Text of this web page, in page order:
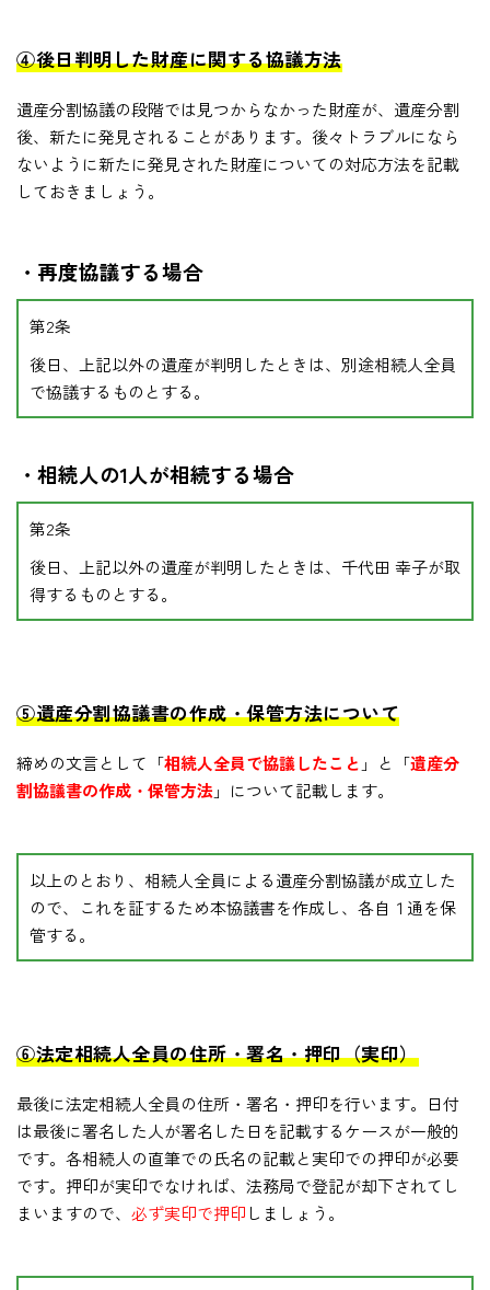
④後日判明した財産に関する協議方法
遺産分割協議の段階では見つからなかった財産が、遺産分割
後、新たに発見されることがあります。後々トラブルになら
ないように新たに発見された財産についての対応方法を記載
しておきましょう。
・再度協議する場合
第2条
後日、上記以外の遺産が判明したときは、別途相続人全員
で協議するものとする。
・相続人の1人が相続する場合
第2条
後日、上記以外の遺産が判明したときは、千代田 幸子が取
得するものとする。
⑤遺産分割協議書の作成・保管方法について
締めの文言として「相続人全員で協議したこと 」と「遺産分
割協議書の作成・保管方法」について記載します。
以上のとおり、相続人全員による遺産分割協議が成立した
ので、これを証するため本協議書を作成し、各自１通を保
管する。
⑥法定相続人全員の住所・署名・押印（実印）
最後に法定相続人全員の住所・署名・押印を行います。日付
は最後に署名した人が署名した日を記載するケースが一般的
です。各相続人の直筆での氏名の記載と実印での押印が必要
です。押印が実印でなければ、法務局で登記が却下されてし
まいますので、 必ず実印で押印 しましょう。